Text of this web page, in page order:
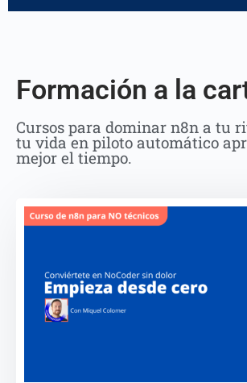
Formación a la
Cursos para dominar n8n a tu
tu vida en piloto automático
mejor el tiempo.